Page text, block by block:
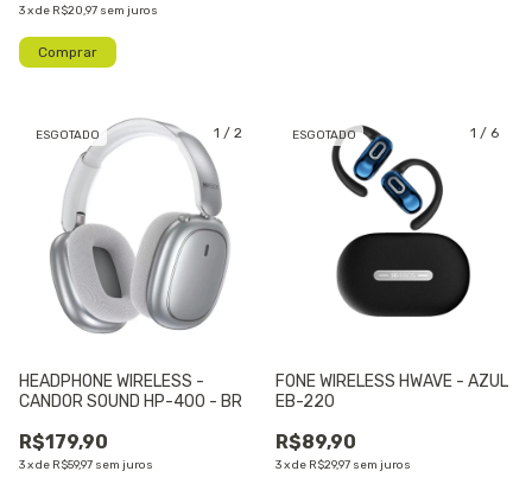
3xde R$20,97 sem juros
1 / 2
ESGOTADO
HEADPHONE WIRELESS -
CANDOR SOUND HP-400 - BR
R$179,90
3xde R$59,97 sem juros
1 / 6
ESGOTADO
FONE WIRELESS HWAVE - AZUL
EB-220
R$89,90
3xde R$29,97 sem juros